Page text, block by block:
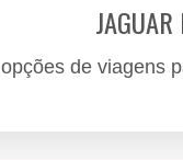
de viagens